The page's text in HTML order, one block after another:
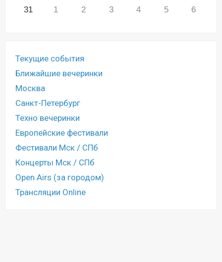
31 1 2 3 4 5 6
Текущие события
Ближайшие вечеринки
Москва
Санкт-Петербург
Техно вечеринки
Европейские фестивали
Фестивали Мск / СПб
Концерты Мск / СПб
Open Airs (за городом)
Трансляции Online